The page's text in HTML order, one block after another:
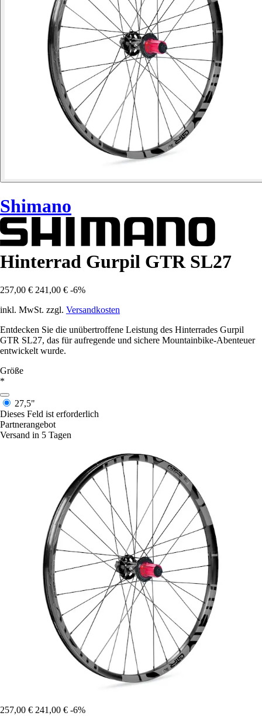
Shimano
Hinterrad Gurpil GTR SL27
257,00 € 241,00 € -6%
inkl. MwSt. zzgl. Versandkosten
Entdecken Sie die unübertroffene Leistung des Hinterrades Gurpil
GTR SL27, das für aufregende und sichere Mountainbike-Abenteuer
entwickelt wurde.
Größe
*
27,5"
Dieses Feld ist erforderlich
Partnerangebot
Versand in 5 Tagen
257,00 € 241,00 € -6%